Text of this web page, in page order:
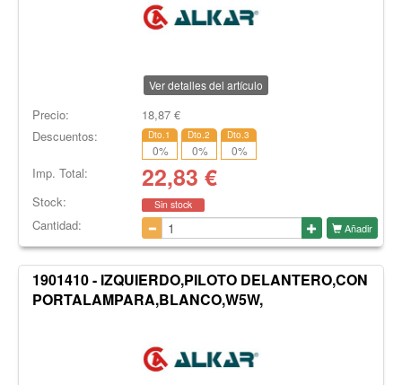
Ver detalles del artículo
Precio: 18,87€
Descuentos:
Dto.1
0%
Dto.2
0%
Dto.3
0%
Imp. Total: 22,83 €
Stock: Sin stock
Cantidad: Añadir
1901410 - IZQUIERDO,PILOTO DELANTERO,CON
PORTALAMPARA,BLANCO,W5W,